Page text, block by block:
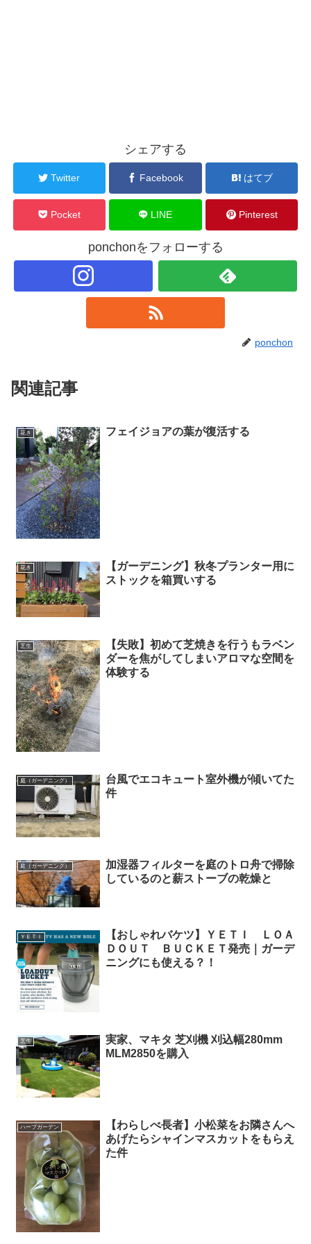
シェアする
Twitter Facebook はてブ
Pocket LINE Pinterest
ponchonをフォローする
ponchon
関連記事
花き フェイジョアの葉が復活する
花き
【ガーデニング】秋冬プランター用に
ストックを箱買いする
芝生
【失敗】初めて芝焼きを行うもラベン
ダーを焦がしてしまいアロマな空間を
体験する
庭（ガーデニング）
台風でエコキュート室外機が傾いてた
件
庭（ガーデニング）
加湿器フィルターを庭のトロ舟で掃除
しているのと薪ストーブの乾燥と
ＹＥＴＩ
【おしゃれバケツ】ＹＥＴＩ ＬＯＡ
ＤＯＵＴ ＢＵＣＫＥＴ発売｜ガーデ
ニングにも使える？！
芝生
実家、マキタ 芝刈機 刈込幅280mm
MLM2850を購入
ハーブガーデン
【わらしべ長者】小松菜をお隣さんへ
あげたらシャインマスカットをもらえ
た件